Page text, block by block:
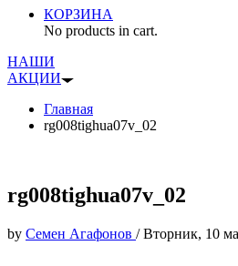
КОРЗИНА
No products in cart.
НАШИ
АКЦИИ
Главная
rg008tighua07v_02
rg008tighua07v_02
by Семен Агафонов /Вторник, 10